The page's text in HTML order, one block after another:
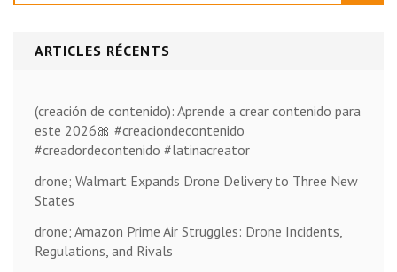
ARTICLES RÉCENTS
(creación de contenido): Aprende a crear contenido para
este 2026🎀 #creaciondecontenido
#creadordecontenido #latinacreator
drone; Walmart Expands Drone Delivery to Three New
States
drone; Amazon Prime Air Struggles: Drone Incidents,
Regulations, and Rivals